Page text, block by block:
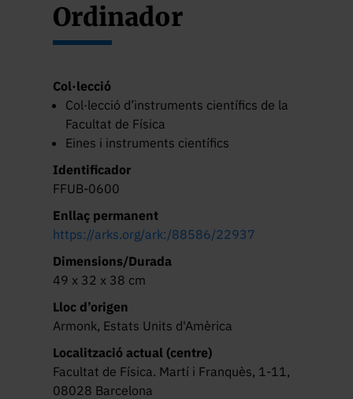
Ordinador
Col·lecció
Col·lecció d’instruments científics de la
Facultat de Física
Eines i instruments científics
Identificador
FFUB-0600
Enllaç permanent
https://arks.org/ark:/88586/22937
Dimensions/Durada
49 x 32 x 38 cm
Lloc d’origen
Armonk, Estats Units d'Amèrica
Localització actual (centre)
Facultat de Física. Martí i Franquès, 1-11,
08028 Barcelona